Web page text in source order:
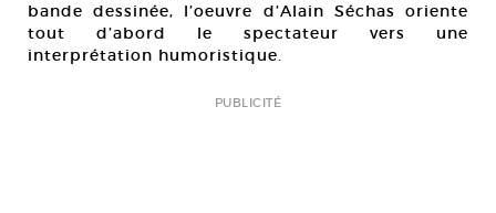
bande dessinée, l’oeuvre d’Alain Séchas oriente
tout d’abord le spectateur vers une
interprétation humoristique.
PUBLICITÉ